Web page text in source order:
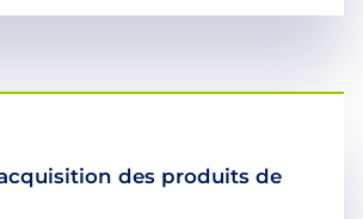
des produits de